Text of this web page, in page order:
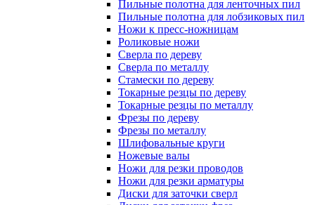
Пильные полотна для ленточных пил
Пильные полотна для лобзиковых пил
Ножи к пресс-ножницам
Роликовые ножи
Сверла по дереву
Сверла по металлу
Стамески по дереву
Токарные резцы по дереву
Токарные резцы по металлу
Фрезы по дереву
Фрезы по металлу
Шлифовальные круги
Ножевые валы
Ножи для резки проводов
Ножи для резки арматуры
Диски для заточки сверл